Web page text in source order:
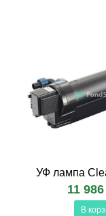
УФ лампа
11
В